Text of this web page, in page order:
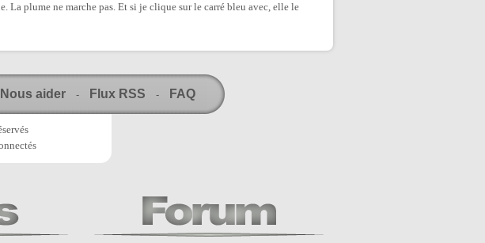
La plume ne marche pas. Et si je clique sur le carré bleu avec, elle le
Nous aider - Flux RSS - FAQ